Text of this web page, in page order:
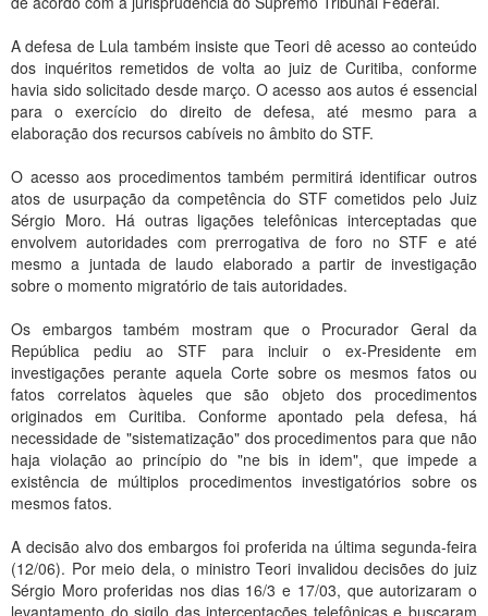
A defesa de Lula também insiste que Teori dê acesso ao conteúdo
dos inquéritos remetidos de volta ao juiz de Curitiba, conforme
havia sido solicitado desde março. O acesso aos autos é essencial
para o exercício do direito de defesa, até mesmo para a
elaboração dos recursos cabíveis no âmbito do STF.
O acesso aos procedimentos também permitirá identificar outros
atos de usurpação da competência do STF cometidos pelo Juiz
Sérgio Moro. Há outras ligações telefônicas interceptadas que
envolvem autoridades com prerrogativa de foro no STF e até
mesmo a juntada de laudo elaborado a partir de investigação
sobre o momento migratório de tais autoridades.
Os embargos também mostram que o Procurador Geral da
República pediu ao STF para incluir o ex-Presidente em
investigações perante aquela Corte sobre os mesmos fatos ou
fatos correlatos àqueles que são objeto dos procedimentos
originados em Curitiba. Conforme apontado pela defesa, há
necessidade de "sistematização" dos procedimentos para que não
haja violação ao princípio do "ne bis in idem", que impede a
existência de múltiplos procedimentos investigatórios sobre os
mesmos fatos.
A decisão alvo dos embargos foi proferida na última segunda-feira
(12/06). Por meio dela, o ministro Teori invalidou decisões do juiz
Sérgio Moro proferidas nos dias 16/3 e 17/03, que autorizaram o
levantamento do sigilo das interceptações telefônicas e buscaram